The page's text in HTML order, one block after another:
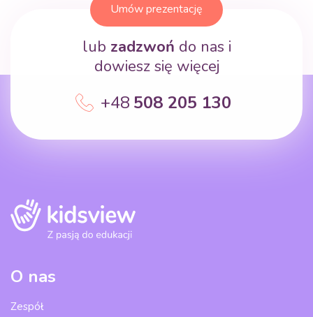
Umów prezentację
lub zadzwoń do nas i
dowiesz się więcej
+48 508 205 130
O nas
Zespół